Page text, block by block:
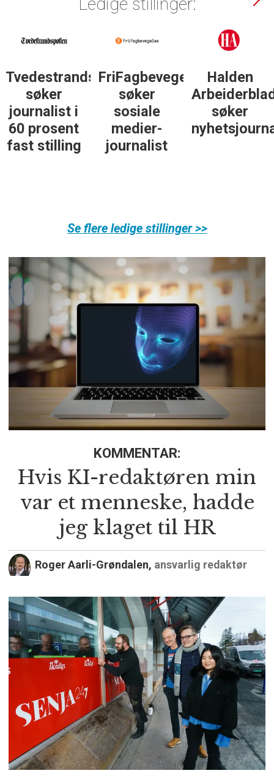
Tvedestrandsposten
søker
journalist i
60 prosent
fast stilling
FriFagbevegelse
søker
sosiale
medier-
journalist
Halden
søker
Se flere ledige stillinger >>
KOMMENTAR:
Hvis KI-redaktøren min
var et menneske, hadde
jeg klaget til HR
Roger Aarli-Grøndalen, ansvarlig redaktør